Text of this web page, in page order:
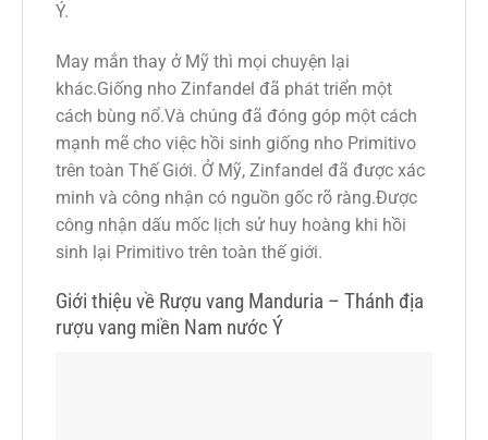
Ý.
May mắn thay ở Mỹ thì mọi chuyện lại
khác.Giống nho Zinfandel đã phát triển một
cách bùng nổ.Và chúng đã đóng góp một cách
mạnh mẽ cho việc hồi sinh giống nho Primitivo
trên toàn Thế Giới. Ở Mỹ, Zinfandel đã được xác
minh và công nhận có nguồn gốc rõ ràng.Được
công nhận dấu mốc lịch sử huy hoàng khi hồi
sinh lại Primitivo trên toàn thế giới.
Giới thiệu về Rượu vang Manduria – Thánh địa
rượu vang miền Nam nước Ý